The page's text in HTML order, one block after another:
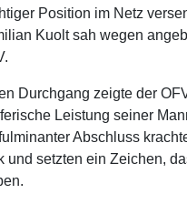
Position im Netz
Kuolt sah wegen
Durchgang zeigte der
Leistung seiner
Abschluss
und setzten ein Zeichen,